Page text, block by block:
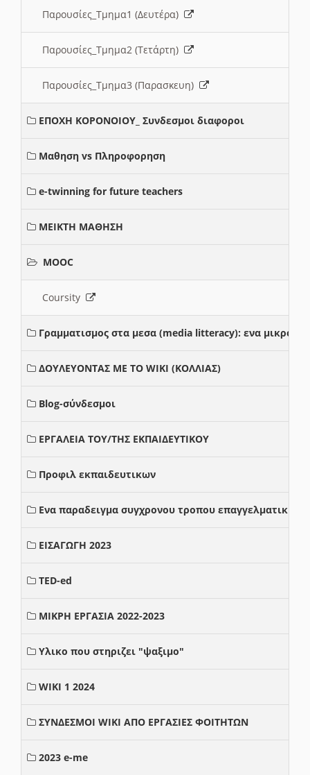
Παρουσίες_Τμημα1 (Δευτέρα)
Παρουσίες_Τμημα2 (Τετάρτη)
Παρουσίες_Τμημα3 (Παρασκευη)
ΕΠΟΧΗ ΚΟΡΟΝΟΙΟΥ_ Συνδεσμοι διαφοροι
Μαθηση vs Πληροφορηση
e-twinning for future teachers
ΜΕΙΚΤΗ ΜΑΘΗΣΗ
MOOC
Coursity
Γραμματισμος στα μεσα (media litteracy): ενα μικρο
ΔΟΥΛΕΥΟΝΤΑΣ ΜΕ ΤΟ WIKI (ΚΟΛΛΙΑΣ)
Blog-σύνδεσμοι
ΕΡΓΑΛΕΙΑ ΤΟΥ/ΤΗΣ ΕΚΠΑΙΔΕΥΤΙΚΟΥ
Προφιλ εκπαιδευτικων
Ενα παραδειγμα συγχρονου τροπου επαγγελματικης
ΕΙΣΑΓΩΓΗ 2023
TED-ed
ΜΙΚΡΗ ΕΡΓΑΣΙΑ 2022-2023
Υλικο που στηριζει "ψαξιμο"
WIKI 1 2024
ΣΥΝΔΕΣΜΟΙ WIKI ΑΠΟ ΕΡΓΑΣΙΕΣ ΦΟΙΤΗΤΩΝ
2023 e-me